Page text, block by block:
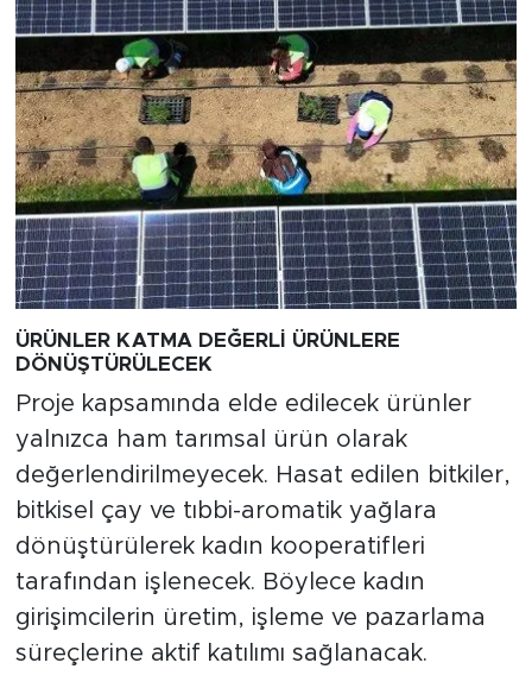
ÜRÜNLER KATMA DEĞERLİ ÜRÜNLERE
DÖNÜŞTÜRÜLECEK
Proje kapsamında elde edilecek ürünler
yalnızca ham tarımsal ürün olarak
değerlendirilmeyecek. Hasat edilen bitkiler,
bitkisel çay ve tıbbi-aromatik yağlara
dönüştürülerek kadın kooperatifleri
tarafından işlenecek. Böylece kadın
girişimcilerin üretim, işleme ve pazarlama
süreçlerine aktif katılımı sağlanacak.